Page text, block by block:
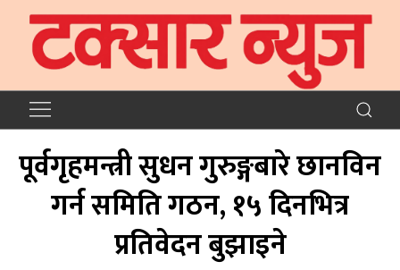
पूर्वगृहमन्त्री सुधन गुरुङ्गबारे छानविन
गर्न समिति गठन, १५ दिनभित्र
प्रतिवेदन बुझाइने